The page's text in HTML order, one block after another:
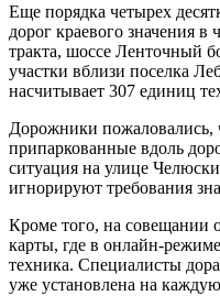
Еще порядка четырех
дорог краевого значения в
тракта, шоссе Ленточный
участки вблизи поселка
насчитывает 307 единиц
Дорожники пожаловались,
припаркованные вдоль
ситуация на улице
игнорируют требования
Кроме того, на совещании
карты, где в онлайн-
техника. Специалисты
уже установлена на